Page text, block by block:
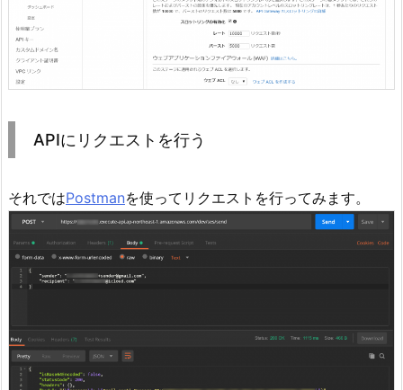
APIにリクエストを行う
それではPostmanを使ってリクエストを行ってみます。